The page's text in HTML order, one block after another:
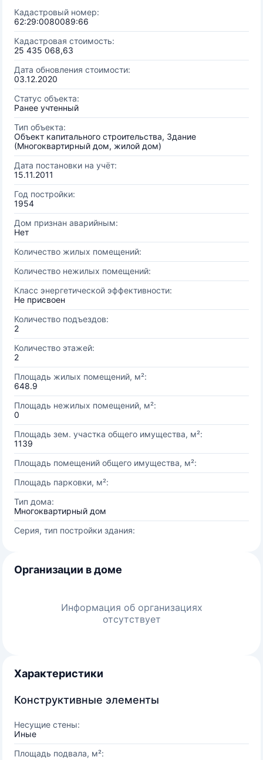
Кадастровый номер:
62:29:0080089:66
Кадастровая стоимость:
25 435 068,63
Дата обновления стоимости:
03.12.2020
Статус объекта:
Ранее учтенный
Тип объекта:
Объект капитального строительства, Здание
(Многоквартирный дом, жилой дом)
Дата постановки на учёт:
15.11.2011
Год постройки:
1954
Дом признан аварийным:
Нет
Количество жилых помещений:
Количество нежилых помещений:
Класс энергетической эффективности:
Не присвоен
Количество подъездов:
2
Количество этажей:
2
Площадь жилых помещений, м²:
648.9
Площадь нежилых помещений, м²:
0
Площадь зем. участка общего имущества, м²:
1139
Площадь помещений общего имущества, м²:
Площадь парковки, м²:
Тип дома:
Многоквартирный дом
Серия, тип постройки здания:
Организации в доме
Информация об организациях
отсутствует
Характеристики
Конструктивные элементы
Несущие стены:
Иные
Площадь подвала, м²: